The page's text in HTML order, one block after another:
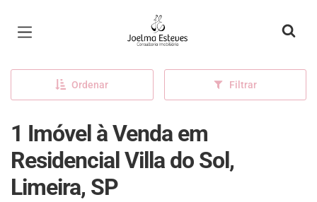
Página inicial
Ordenar Filtrar
1 Imóvel à Venda em
Residencial Villa do Sol,
Limeira, SP